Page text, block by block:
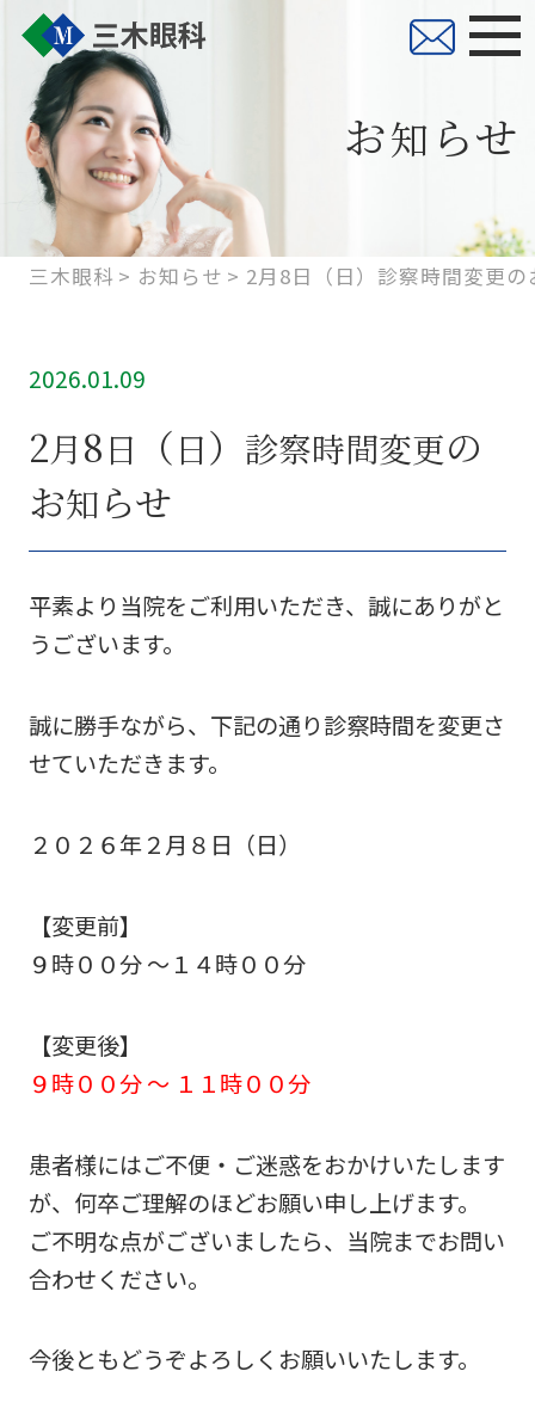
お知 らせ
三木眼科 お知らせ 2月8日（日）診察時間変更の
2026.01.09
2月8 日 （ 日） 診察時間変更の
お知らせ
平素より当院をご利用いただき、誠にありがと
うございます。
誠に勝手ながら、下記の通り診察時間を変更さ
せていただきます。
２０２６年２月８日（日）
【変更前】
９時００分 ～１４時００分
【変更後】
９時００分 ～ １１時００分
患者様にはご不便・ご迷惑をおかけいたします
が、何卒ご理解のほどお願い申し上げます。
ご不明な点がございましたら、当院までお問い
合わせください。
今後ともどうぞよろしくお願いいたします。